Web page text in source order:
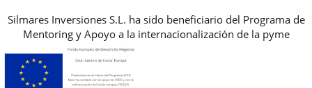
Silmares Inversiones S.L. ha sido beneficiario del Programa de
Mentoring y Apoyo a la internacionalización de la pyme